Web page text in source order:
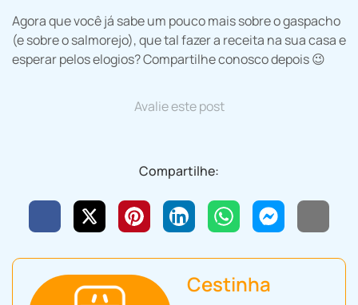
Agora que você já sabe um pouco mais sobre o gaspacho
(e sobre o salmorejo), que tal fazer a receita na sua casa e
esperar pelos elogios? Compartilhe conosco depois 😉
Avalie este post
Compartilhe:
Cestinha